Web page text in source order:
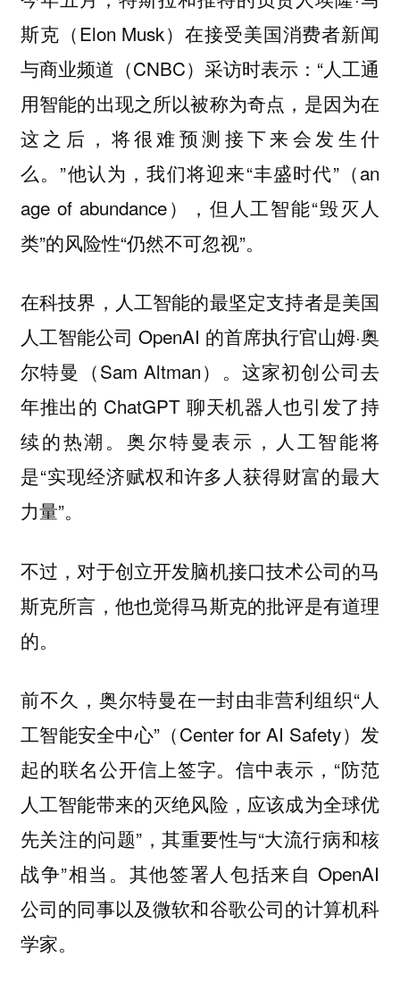
斯克（Elon Musk）在接受美国消费者新闻
与商业频道（CNBC）采访时表示：“人工通
用智能的出现之所以被称为奇点，是因为在
这之后，将很难预测接下来会发生什
么。”他认为，我们将迎来“丰盛时代”（an
age of abundance），但人工智能“毁灭人
类”的风险性“仍然不可忽视”。
在科技界，人工智能的最坚定支持者是美国
人工智能公司 OpenAI 的首席执行官山姆·奥
尔特曼（Sam Altman）。这家初创公司去
年推出的 ChatGPT 聊天机器人也引发了持
续的热潮。奥尔特曼表示，人工智能将
是“实现经济赋权和许多人获得财富的最大
力量”。
不过，对于创立开发脑机接口技术公司的马
斯克所言，他也觉得马斯克的批评是有道理
的。
前不久，奥尔特曼在一封由非营利组织“人
工智能安全中心”（Center for AI Safety）发
起的联名公开信上签字。信中表示，“防范
人工智能带来的灭绝风险，应该成为全球优
先关注的问题”，其重要性与“大流行病和核
战争”相当。其他签署人包括来自 OpenAI
公司的同事以及微软和谷歌公司的计算机科
学家。